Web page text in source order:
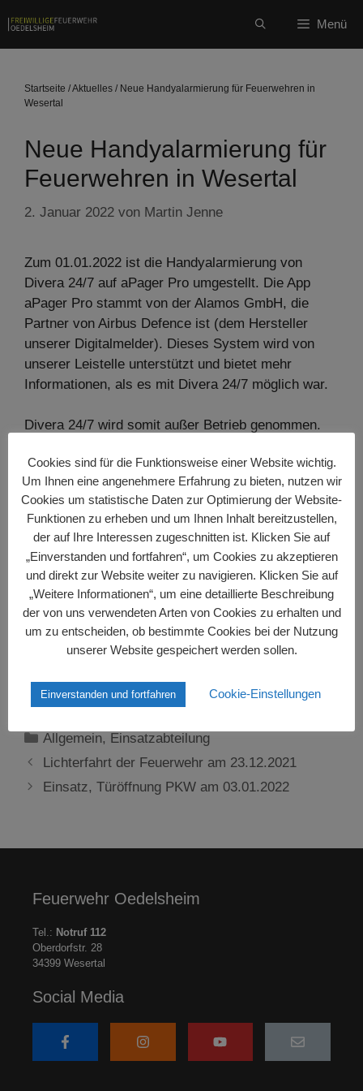
Inhalt
springen
Menü
Startseite /Aktuelles / Neue Handyalarmierung für Feuerwehren in
Wesertal
Neue Handyalarmierung für
Feuerwehren in Wesertal
2. Januar 2022 von Martin Jenne
Zum 01.01.2022 ist die Handyalarmierung von
Divera 24/7 auf aPager Pro umgestellt. Die App
aPager Pro stammt von der Alamos GmbH, die
Partner von Airbus Defence ist (dem Hersteller
unserer Digitalmelder). Dieses System wird von
unserer Leistelle unterstützt und bietet mehr
Informationen, als es mit Divera 24/7 möglich war.
Divera 24/7 wird somit außer Betrieb genommen.
Dienste geleistet. Zu einem Zeitpunkt, wo die alten
analogen Melder immer störanfälliger wurden und
nach und nach ausfielen und wir einen erfreulichen
Zuwachs an Aktiven hatten, musste eine Lösung
her. Denn digitale Melder waren noch längst nicht in
Sicht. Mit Divera 24/7 stand uns eine Software zur
Verfügung, deren kostenloser Funktionsumfang
unsere Bedürfnisse abdeckte. Neue, junge Aktive
konnten wir so schnell und unkompliziert mit einer
Alarmierungsfunktion ausstatten. Vielen Dank an
haben.
Kategorien
Allgemein, Einsatzabteilung
Lichterfahrt der Feuerwehr am 23.12.2021
Einsatz, Türöffnung PKW am 03.01.2022
Feuerwehr Oedelsheim
Tel.: Notruf 112
Oberdorfstr. 28
34399 Wesertal
Social Media
Cookies sind für die Funktionsweise einer Website wichtig.
Um Ihnen eine angenehmere Erfahrung zu bieten, nutzen wir
Cookies um statistische Daten zur Optimierung der Website-
Funktionen zu erheben und um Ihnen Inhalt bereitzustellen,
der auf Ihre Interessen zugeschnitten ist. Klicken Sie auf
„Einverstanden und fortfahren“, um Cookies zu akzeptieren
und direkt zur Website weiter zu navigieren. Klicken Sie auf
„Weitere Informationen“, um eine detaillierte Beschreibung
der von uns verwendeten Arten von Cookies zu erhalten und
um zu entscheiden, ob bestimmte Cookies bei der Nutzung
unserer Website gespeichert werden sollen.
Einverstanden und fortfahren Cookie-Einstellungen